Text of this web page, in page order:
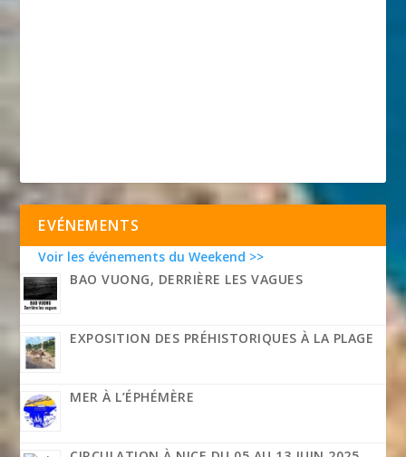
EVÉNEMENTS
Voir les événements du Weekend >>
BAO VUONG, DERRIÈRE LES VAGUES
EXPOSITION DES PRÉHISTORIQUES À LA PLAGE
MER À L’ÉPHÉMÈRE